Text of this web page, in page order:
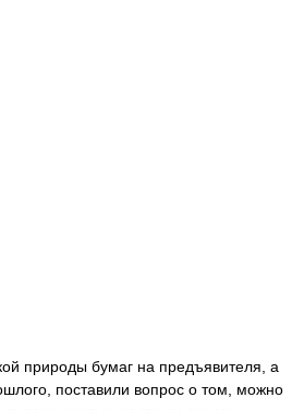
природы бумаг на предъявителя, а
поставили вопрос о том, можно